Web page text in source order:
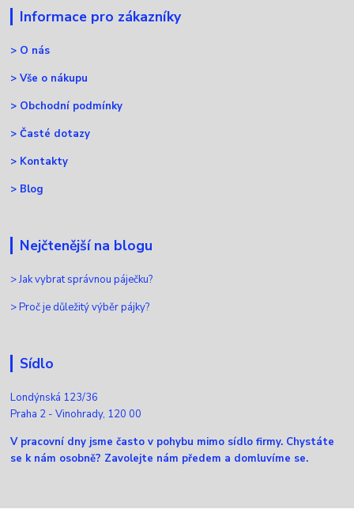
Informace pro zákazníky
> O nás
>Vše o nákupu
> Obchodní podmínky
>Časté dotazy
> Kontakty
> Blog
Nejčtenější na blogu
>Jak vybrat správnou páječku?
>Proč je důležitý výběr pájky?
Sídlo
Londýnská 123/36
Praha 2 - Vinohrady, 120 00
V pracovní dny jsme často v pohybu mimo sídlo firmy. Chystáte
se k nám osobně? Zavolejte nám předem a domluvíme se.